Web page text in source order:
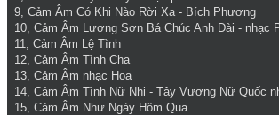
9, Cảm Âm Có Khi Nào Rời Xa - Bích Phương
10, Cảm Âm Lương Sơn Bá Chúc Anh Đài - nhạc
11, Cảm Âm Lệ Tình
12, Cảm Âm Tình Cha
13, Cảm Âm nhạc Hoa
14, Cảm Âm Tình Nữ Nhi - Tây Vương Nữ Quốc
15, Cảm Âm Như Ngày Hôm Qua